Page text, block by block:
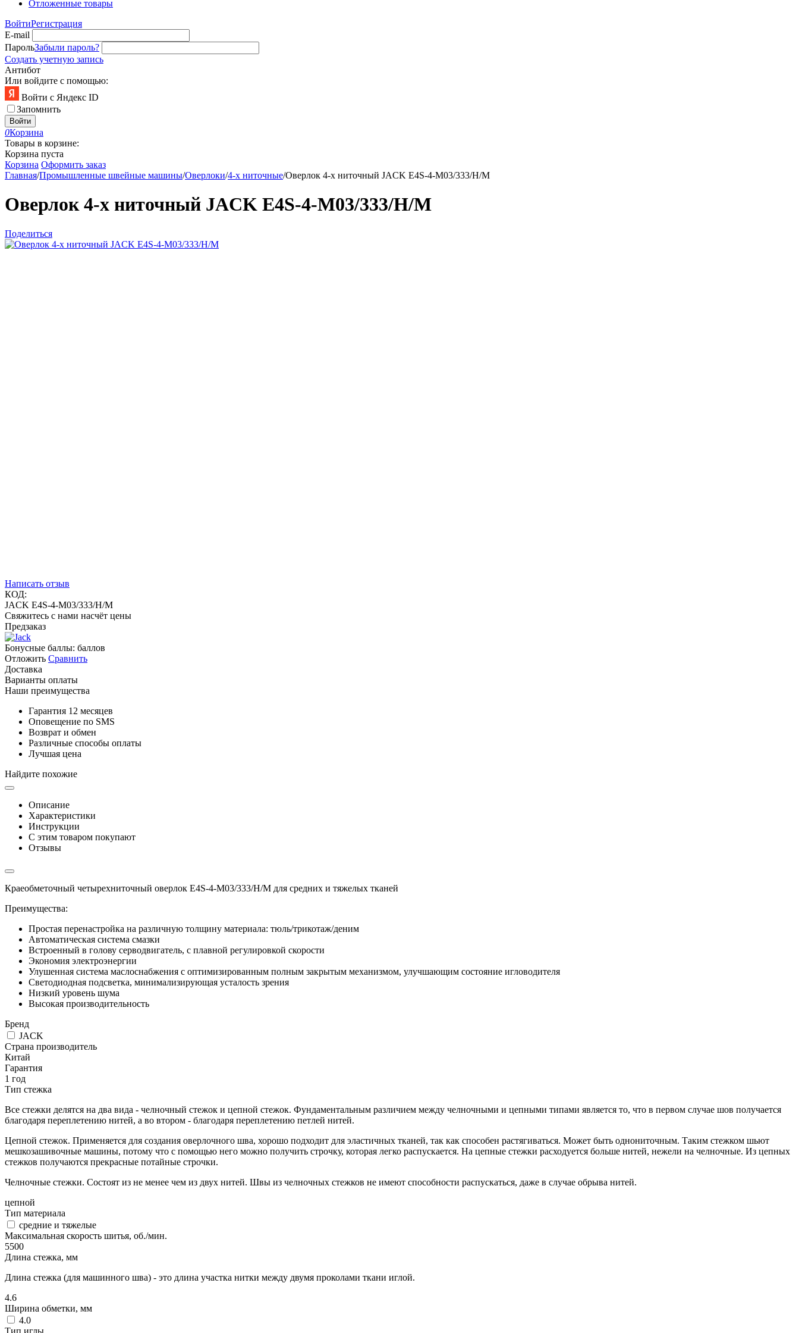
Отложенные товары
ВойтиРегистрация
E-mail
ПарольЗабыли пароль?
Создать учетную запись
Антибот
Или войдите с помощью:
Войти с Яндекс ID
Запомнить
Войти
0Корзина
Товары в корзине:
Корзина пуста
Корзина Оформить заказ
Главная/Промышленные швейные машины/Оверлоки/4-х ниточные/Оверлок 4-х ниточный JACK E4S-4-M03/333/Н/М
Оверлок 4-х ниточный JACK E4S-4-M03/333/Н/М
Поделиться
Написать отзыв
КОД:
JACK E4S-4-M03/333/Н/М
Свяжитесь с нами насчёт цены
Предзаказ
Бонусные баллы: баллов
Отложить Сравнить
Доставка
Варианты оплаты
Наши преимущества
Гарантия 12 месяцев
Оповещение по SMS
Возврат и обмен
Различные способы оплаты
Лучшая цена
Найдите похожие
Описание
Характеристики
Инструкции
С этим товаром покупают
Отзывы
Краеобметочный четырехниточный оверлок E4S-4-M03/333/Н/М для средних и тяжелых тканей
Преимущества:
Простая перенастройка на различную толщину материала: тюль/трикотаж/деним
Автоматическая система смазки
Встроенный в голову серводвигатель, с плавной регулировкой скорости
Экономия электроэнергии
Улушенная система маслоснабжения с оптимизированным полным закрытым механизмом, улучшающим состояние игловодителя
Светодиодная подсветка, минимализирующая усталость зрения
Низкий уровень шума
Высокая производительность
Бренд
JACK
Страна производитель
Китай
Гарантия
1 год
Тип стежка
Все стежки делятся на два вида - челночный стежок и цепной стежок. Фундаментальным различием между челночными и цепными типами является то, что в первом случае шов получается
благодаря переплетению нитей, а во втором - благодаря переплетению петлей нитей.
Цепной стежок. Применяется для создания оверлочного шва, хорошо подходит для эластичных тканей, так как способен растягиваться. Может быть однониточным. Таким стежком шьют
мешкозашивочные машины, потому что с помощью него можно получить строчку, которая легко распускается. На цепные стежки расходуется больше нитей, нежели на челночные. Из цепных
стежков получаются прекрасные потайные строчки.
Челночные стежки. Состоят из не менее чем из двух нитей. Швы из челночных стежков не имеют способности распускаться, даже в случае обрыва нитей.
цепной
Тип материала
средние и тяжелые
Максимальная скорость шитья, об./мин.
5500
Длина стежка, мм
Длина стежка (для машинного шва) - это длина участка нитки между двумя проколами ткани иглой.
4.6
Ширина обметки, мм
4.0
Тип иглы